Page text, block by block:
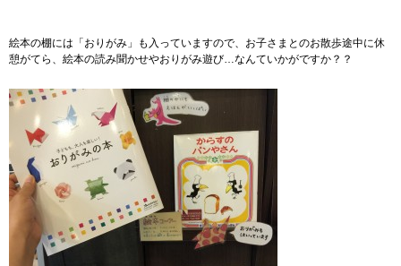
絵本の棚には「おりがみ」も入っていますので、お子さまとのお散歩途中に休
憩がてら、絵本の読み聞かせやおりがみ遊び…なんていかがですか？？